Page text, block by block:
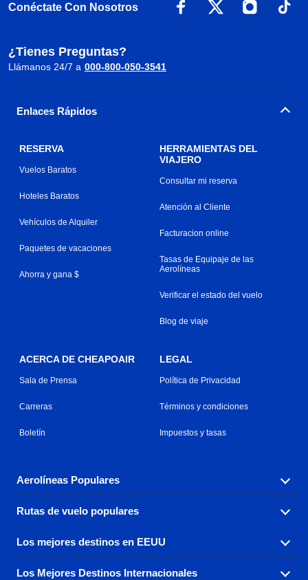
Conéctate Con Nosotros
¿Tienes Preguntas?
Llámanos 24/7 a 000-800-050-3541
Enlaces Rápidos
RESERVA
Vuelos Baratos
Hoteles Baratos
Vehículos de Alquiler
Paquetes de vacaciones
Ahorra y gana $
HERRAMIENTAS DEL
VIAJERO
Consultar mi reserva
Atención al Cliente
Facturacion online
Tasas de Equipaje de las
Aerolíneas
Verificar el estado del vuelo
Blog de viaje
ACERCA DE CHEAPOAIR
Sala de Prensa
Carreras
Boletín
LEGAL
Política de Privacidad
Términos y condiciones
Impuestos y tasas
Aerolíneas Populares
Explora nuestras opciones de tarifas aéreas baratas por
aerolínea, con más de 500 opciones para elegir.
Aeromexico
Air France Alaska Airlines
Rutas de vuelo populares
Reserva una de nuestras rutas de vuelo más populares
con tres sencillos clics.
Los mejores destinos en EEUU
Encuentra boletos de avión baratos a destinos
Los Mejores Destinos Internacionales